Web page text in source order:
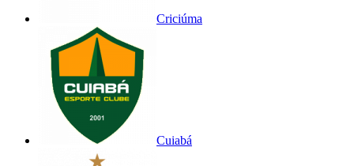
Criciúma
Cuiabá